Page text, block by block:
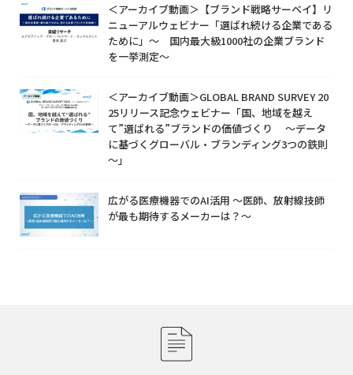
＜アーカイブ動画＞【ブランド戦略サーベイ】リ
ニューアルウェビナー「選ばれ続ける企業である
ために」～ 国内最大級1000社の企業ブランド
を一挙測定～
＜アーカイブ動画＞GLOBAL BRAND SURVEY 20
25リリース記念ウェビナー「国、地域を越え
て”選ばれる”ブランドの価値づくり ～データ
に基づくグローバル・ブランディング3つの鉄則
～」
広がる医療機器でのAI活用 ～医師、放射線技師
が最も期待するメーカーは？～